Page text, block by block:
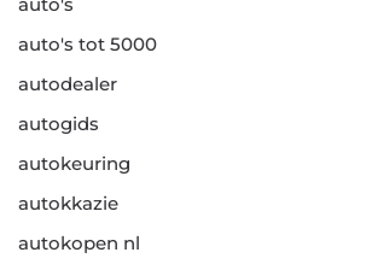
auto's tot 5000
autodealer
autogids
autokeuring
autokkazie
autokopen nl